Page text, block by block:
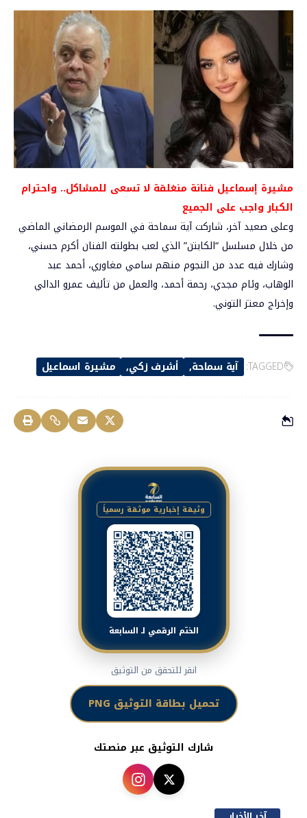
مشيرة إسماعيل فنانة منغلقة لا تسعى للمشاكل.. واحترام
الكبار واجب على الجميع
وعلى صعيد آخر، شاركت آية سماحة في الموسم الرمضاني الماضي
من خلال مسلسل “الكابتن” الذي لعب بطولته الفنان أكرم حسني،
وشارك فيه عدد من النجوم منهم سامي مغاوري، أحمد عبد
الوهاب، وئام مجدي، رحمة أحمد، والعمل من تأليف عمرو الدالي
وإخراج معتز التوني.
TAGGED: آية سماحة أشرف زكي مشيرة اسماعيل
وثيقة إخبارية موثقة رسمياً
الختم الرقمي لـ السابعة
انقر للتحقق من التوثيق
تحميل بطاقة التوثيق PNG
شارك التوثيق عبر منصتك